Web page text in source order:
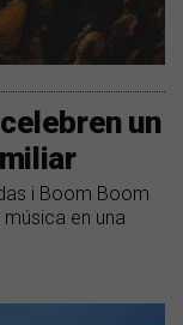
un
i Boom Boom
en una